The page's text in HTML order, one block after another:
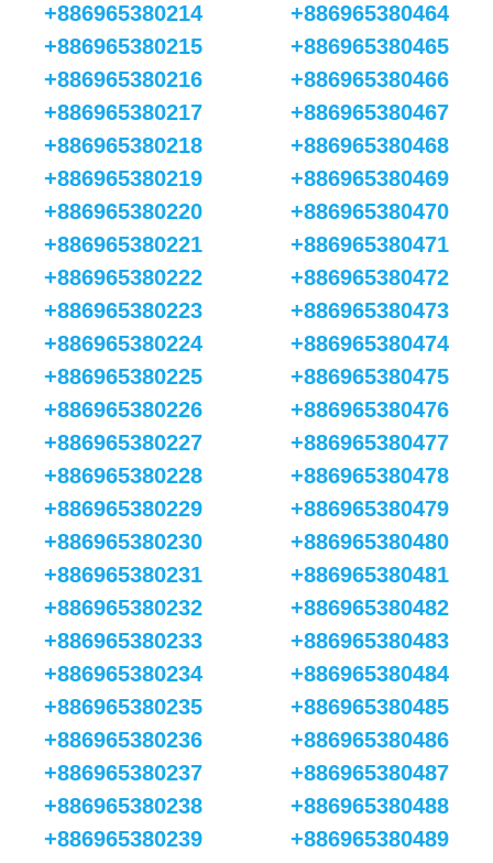
+886965380214
+886965380215
+886965380216
+886965380217
+886965380218
+886965380219
+886965380220
+886965380221
+886965380222
+886965380223
+886965380224
+886965380225
+886965380226
+886965380227
+886965380228
+886965380229
+886965380230
+886965380231
+886965380232
+886965380233
+886965380234
+886965380235
+886965380236
+886965380237
+886965380238
+886965380239
+886965380464
+886965380465
+886965380466
+886965380467
+886965380468
+886965380469
+886965380470
+886965380471
+886965380472
+886965380473
+886965380474
+886965380475
+886965380476
+886965380477
+886965380478
+886965380479
+886965380480
+886965380481
+886965380482
+886965380483
+886965380484
+886965380485
+886965380486
+886965380487
+886965380488
+886965380489